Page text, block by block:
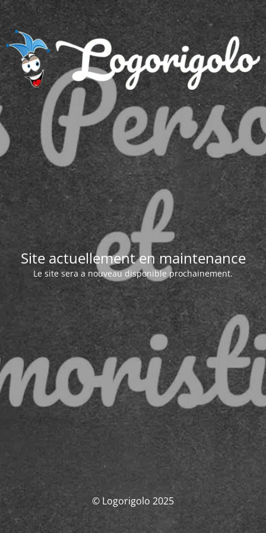
Site actuellement en maintenance
Le site sera a nouveau disponible prochainement.
© Logorigolo 2025